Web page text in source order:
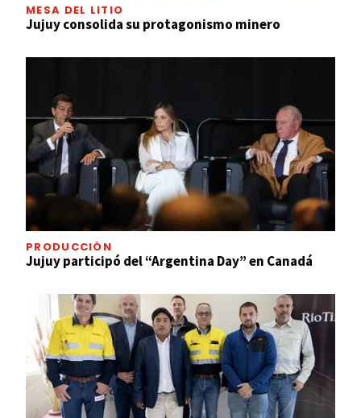
MESA DEL LITIO
Jujuy consolida su protagonismo minero
PRODUCCIÓN
Jujuy participó del “Argentina Day” en Canadá